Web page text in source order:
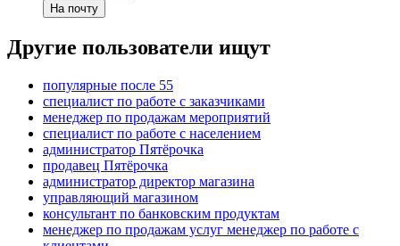
На почту
Другие пользователи ищут
популярные после 55
специалист по работе с заказчиками
менеджер по продажам мероприятий
специалист по работе с населением
администратор Пятёрочка
продавец Пятёрочка
администратор директор магазина
управляющий магазином
консультант по банковским продуктам
менеджер по продажам услуг менеджер по работе с